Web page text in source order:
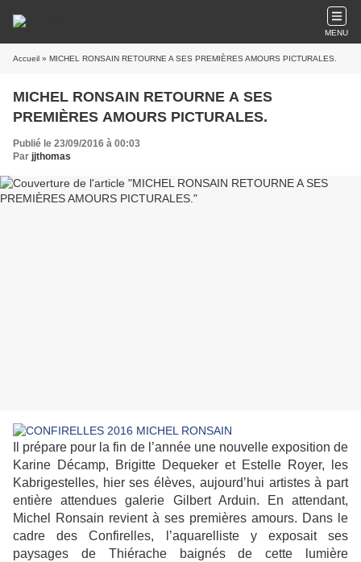
MENU
Accueil » MICHEL RONSAIN RETOURNE A SES PREMIÈRES AMOURS PICTURALES.
MICHEL RONSAIN RETOURNE A SES
PREMIÈRES AMOURS PICTURALES.
Publié le 23/09/2016 à 00:03
Par jjthomas
Il prépare pour la fin de l’année une nouvelle exposition de
Karine Décamp, Brigitte Dequeker et Estelle Royer, les
Kabrigestelles, hier ses élèves, aujourd’hui artistes à part
entière attendues galerie Gilbert Arduin. En attendant,
Michel Ronsain revient à ses premières amours. Dans le
cadre des Confirelles, l’aquarelliste y exposait ses
paysages de Thiérache baignés de cette lumière